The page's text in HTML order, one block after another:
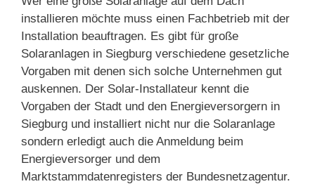
installieren möchte muss einen Fachbetrieb mit der
Installation beauftragen. Es gibt für große
Solaranlagen in Siegburg verschiedene gesetzliche
Vorgaben mit denen sich solche Unternehmen gut
auskennen. Der Solar-Installateur kennt die
Vorgaben der Stadt und den Energieversorgern in
Siegburg und installiert nicht nur die Solaranlage
sondern erledigt auch die Anmeldung beim
Energieversorger und dem
Marktstammdatenregisters der Bundesnetzagentur.